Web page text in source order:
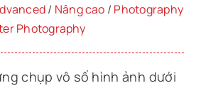
/ Nâng cao / Photography
Photography
chụp vô số hình ảnh dưới